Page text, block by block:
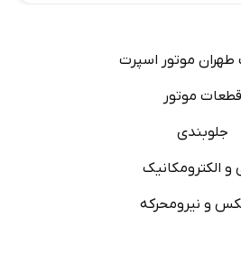
طهران موتور اسپرت
قطعات موتور
جلوبندی
و الکترومکانیک
و نیرومحرکه